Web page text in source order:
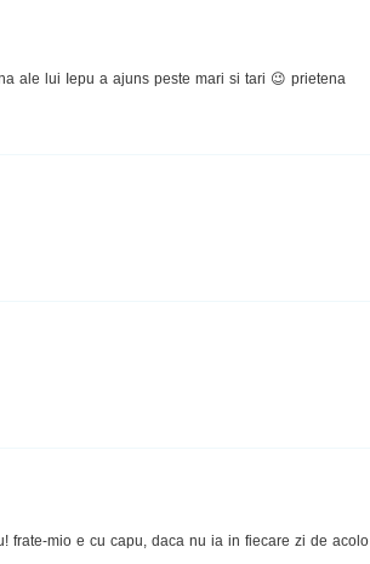
ale lui Iepu a ajuns peste mari si tari 😉 prietena
frate-mio e cu capu, daca nu ia in fiecare zi de acolo